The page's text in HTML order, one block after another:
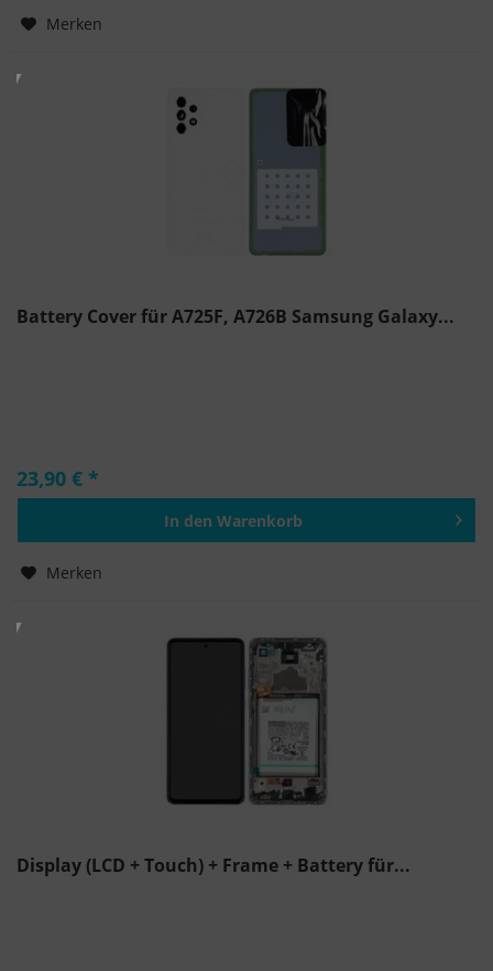
Merken
Battery Cover für A725F, A726B Samsung Galaxy...
23,90 € *
In den Warenkorb
Merken
Display (LCD + Touch) + Frame + Battery für...